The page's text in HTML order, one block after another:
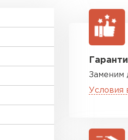
Заменим
Условия
ПЕРЕЙТИ
ПЕРЕЙТИ